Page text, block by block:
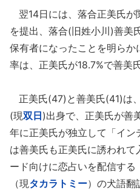
翌14日には、落合正美氏が
を提出、落合(旧姓小川)善美
保有者になったことを明ら
率は、正美氏が18.7%で善美
正美氏(47)と善美氏(41)は
(現双日)出身で、正美氏が善
年に正美氏が独立して「イ
は善美氏も正美氏に誘われ
ード向けに恋占いを配信す
（現タカラトミー）の犬語翻